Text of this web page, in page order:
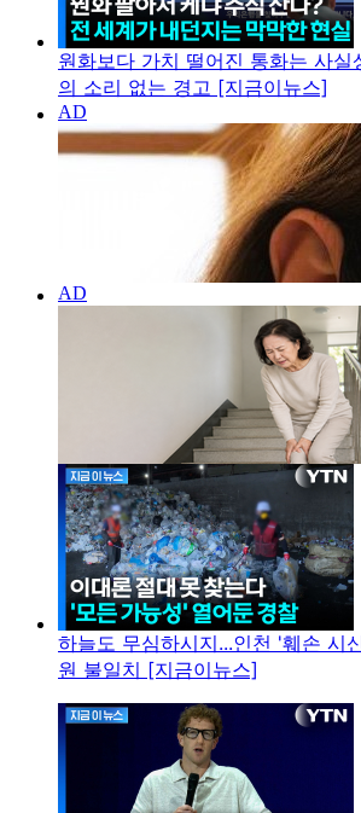
원화보다 가치 떨어진 통화는 사실
의 소리 없는 경고 [지금이뉴스]
하늘도 무심하시지...인천 '훼손 시
원 불일치 [지금이뉴스]